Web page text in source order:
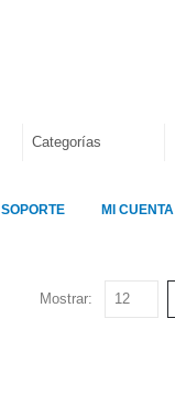
SOPORTE MI CUENTA
Mostrar: